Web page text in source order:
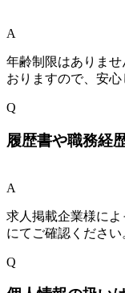
A
年齢制限はありま
おりますので、安心
Q
履歴書や職務経
A
求人掲載企業様に
にてご確認ください
Q